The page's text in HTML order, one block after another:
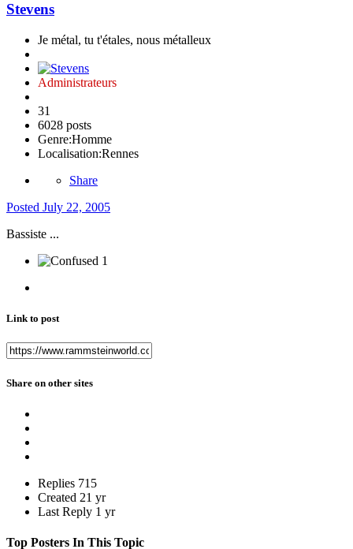
Stevens
Je métal, tu t'étales, nous métalleux
Administrateurs
31
6028 posts
Genre:Homme
Localisation:Rennes
Share
Posted July 22, 2005
Bassiste ...
1
Link to post
Share on other sites
Replies 715
Created 21 yr
Last Reply 1 yr
Top Posters In This Topic